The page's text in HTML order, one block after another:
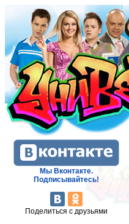
Мы Вконтакте.
Подписывайтесь!
Поделиться с друзьями